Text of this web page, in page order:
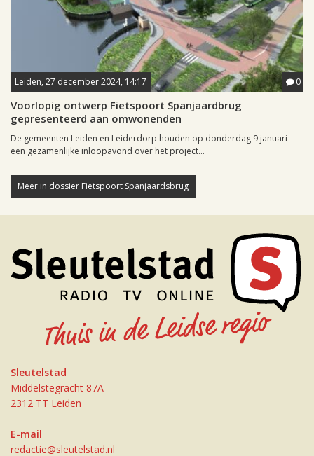
Leiden, 27 december 2024, 14:17 0
Voorlopig ontwerp Fietspoort Spanjaardbrug
gepresenteerd aan omwonenden
De gemeenten Leiden en Leiderdorp houden op donderdag 9 januari
een gezamenlijke inloopavond over het project...
Meer in dossier Fietspoort Spanjaardsbrug
Sleutelstad
Middelstegracht 87A
2312 TT Leiden
E-mail
redactie@sleutelstad.nl